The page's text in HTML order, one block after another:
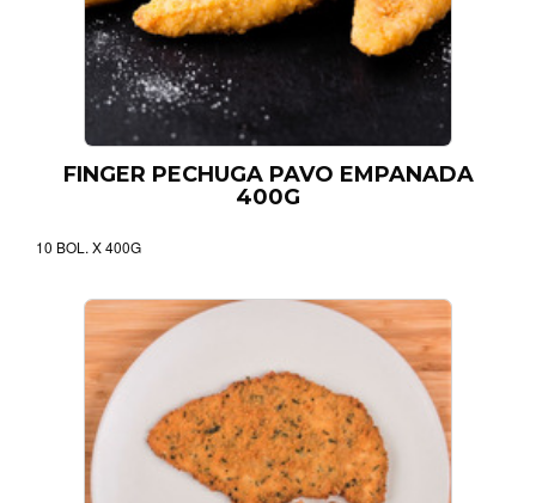
FINGER PECHUGA PAVO EMPANADA
400G
10 BOL. X 400G